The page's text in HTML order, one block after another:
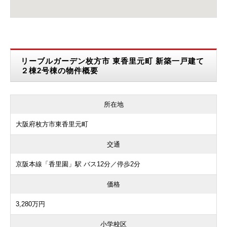
リーブルガーデン枚方市 東香里元町 新築一戸建て
２棟2号棟の物件概要
所在地
大阪府枚方市東香里元町
交通
京阪本線「香里園」駅 バス12分／停歩2分
価格
3,280万円
小学校区